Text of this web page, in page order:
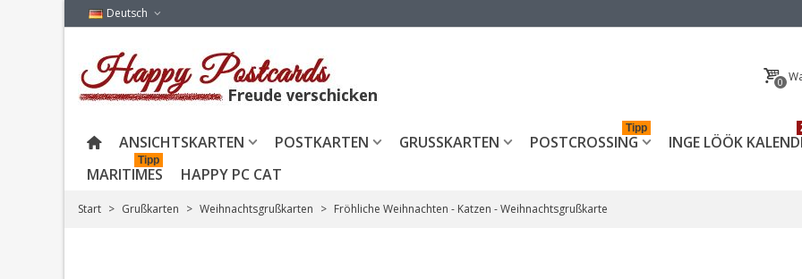
Deutsch
0
ANSICHTSKARTEN POSTKARTEN GRUSSKARTEN POSTCROSSING
Tipp
INGE LÖÖK
MARITIMES
Tipp
HAPPY PC CAT
Start > Grußkarten > Weihnachtsgrußkarten > Fröhliche Weihnachten - Katzen - Weihnachtsgrußkarte